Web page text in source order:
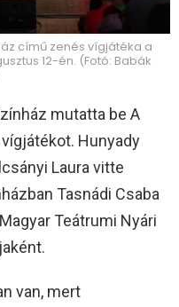
című zenés vígjátéka a
12-én. (Fotó: Babák
mutatta be A
Hunyady
Laura vitte
Tasnádi Csaba
Teátrumi Nyári
van, mert